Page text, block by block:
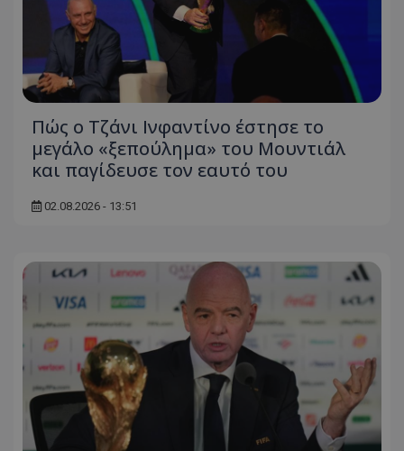
Πώς ο Τζάνι Ινφαντίνο έστησε το
μεγάλο «ξεπούλημα» του Μουντιάλ
και παγίδευσε τον εαυτό του
02.08.2026 - 13:51